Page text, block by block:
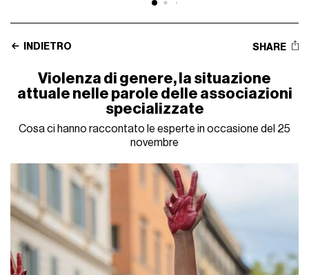
INDIETRO SHARE
Violenza di genere, la situazione
attuale nelle parole delle associazioni
specializzate
Cosa ci hanno raccontato le esperte in occasione del 25
novembre